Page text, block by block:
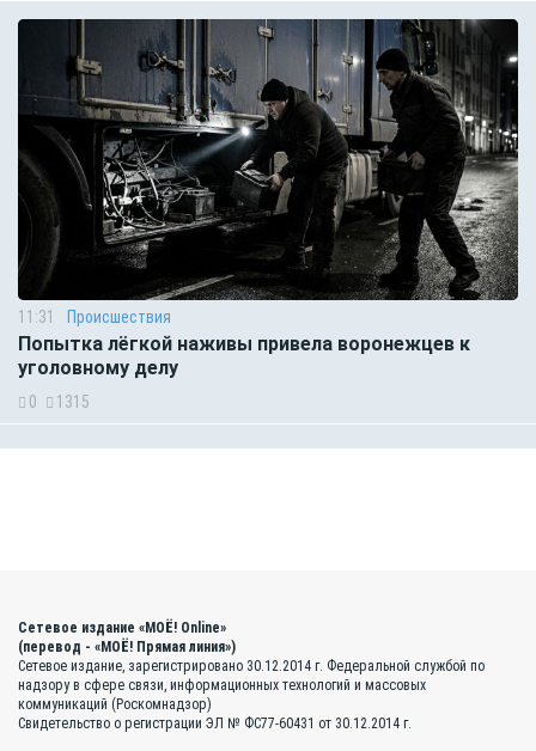
11:31 Происшествия
Попытка лёгкой наживы привела воронежцев к
уголовному делу
0 1315
Сетевое издание «МОЁ! Online»
(перевод - «МОЁ! Прямая линия»)
Сетевое издание, зарегистрировано 30.12.2014 г. Федеральной службой по
надзору в сфере связи, информационных технологий и массовых
коммуникаций (Роскомнадзор)
Свидетельство о регистрации ЭЛ № ФС77-60431 от 30.12.2014 г.